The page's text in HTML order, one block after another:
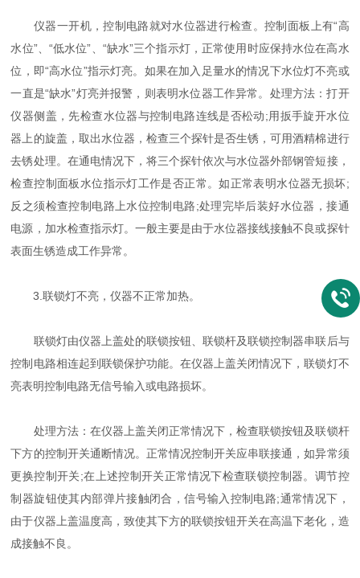
仪器一开机，控制电路就对水位器进行检查。控制面板上有“高
水位”、“低水位”、“缺水”三个指示灯，正常使用时应保持水位在高水
位，即“高水位”指示灯亮。如果在加入足量水的情况下水位灯不亮或
一直是“缺水”灯亮并报警，则表明水位器工作异常。处理方法：打开
仪器侧盖，先检查水位器与控制电路连线是否松动;用扳手旋开水位
器上的旋盖，取出水位器，检查三个探针是否生锈，可用酒精棉进行
去锈处理。在通电情况下，将三个探针依次与水位器外部钢管短接，
检查控制面板水位指示灯工作是否正常。如正常表明水位器无损坏;
反之须检查控制电路上水位控制电路;处理完毕后装好水位器，接通
电源，加水检查指示灯。一般主要是由于水位器接线接触不良或探针
表面生锈造成工作异常。
3.联锁灯不亮，仪器不正常加热。
联锁灯由仪器上盖处的联锁按钮、联锁杆及联锁控制器串联后与
控制电路相连起到联锁保护功能。在仪器上盖关闭情况下，联锁灯不
亮表明控制电路无信号输入或电路损坏。
处理方法：在仪器上盖关闭正常情况下，检查联锁按钮及联锁杆
下方的控制开关通断情况。正常情况控制开关应串联接通，如异常须
更换控制开关;在上述控制开关正常情况下检查联锁控制器。调节控
制器旋钮使其内部弹片接触闭合，信号输入控制电路;通常情况下，
由于仪器上盖温度高，致使其下方的联锁按钮开关在高温下老化，造
成接触不良。